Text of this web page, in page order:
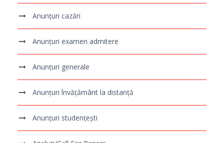
Anunțuri cazări
Anunțuri examen admitere
Anunțuri generale
Anunțuri învățământ la distanță
Anunțuri studențești